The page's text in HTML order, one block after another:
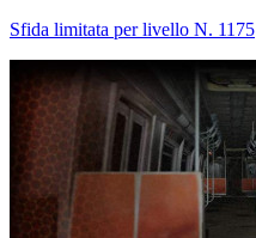
Sfida limitata per livello N. 1175